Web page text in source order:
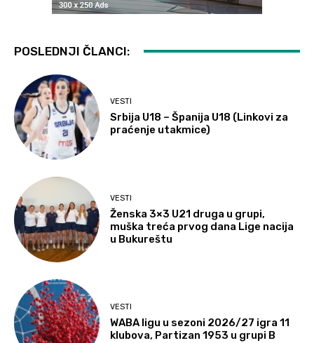
POSLEDNJI ČLANCI:
VESTI
Srbija U18 – Španija U18 (Linkovi za
praćenje utakmice)
VESTI
Ženska 3×3 U21 druga u grupi,
muška treća prvog dana Lige nacija
u Bukureštu
VESTI
WABA ligu u sezoni 2026/27 igra 11
klubova, Partizan 1953 u grupi B